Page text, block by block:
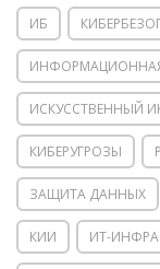
ИБ
ИСКУССТВЕННЫЙ
КИБЕРУГРОЗЫ
ЗАЩИТА ДАННЫХ
КИИ ИТ-